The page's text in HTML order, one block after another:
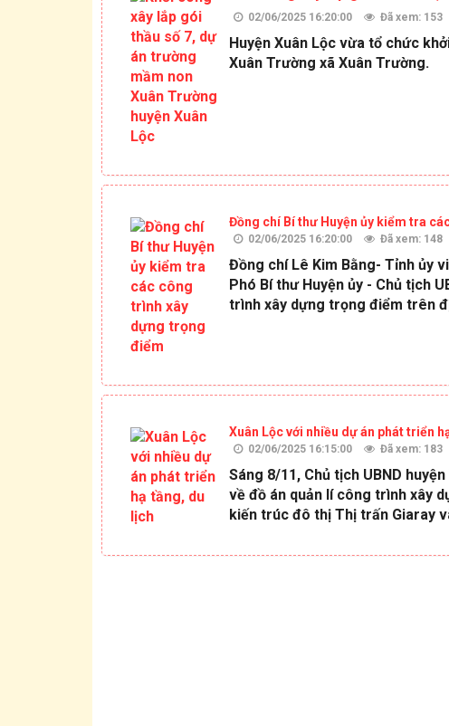
02/06/2025 16:20:00 Đã xem: 153
Huyện Xuân Lộc vừa tổ chức
Xuân Trường xã Xuân Trường.
Đồng chí Bí thư Huyện ủy kiểm tra
02/06/2025 16:20:00 Đã xem: 148
Đồng chí Lê Kim Bằng- Tỉnh ủy
Phó Bí thư Huyện ủy - Chủ tịch
trình xây dựng trọng điểm trên
Xuân Lộc với nhiều dự án phát triển
02/06/2025 16:15:00 Đã xem: 183
Sáng 8/11, Chủ tịch UBND
về đồ án quản lí công trình xây
kiến trúc đô thị Thị trấn Giaray